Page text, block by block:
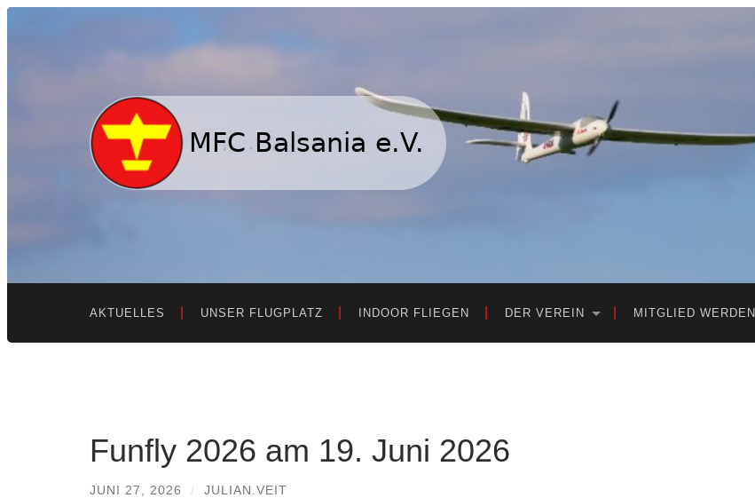
AKTUELLES UNSER FLUGPLATZ INDOOR FLIEGEN DER VEREIN MITGLIED WERDEN
Funfly 2026 am 19. Juni 2026
JUNI 27, 2026 / JULIAN.VEIT